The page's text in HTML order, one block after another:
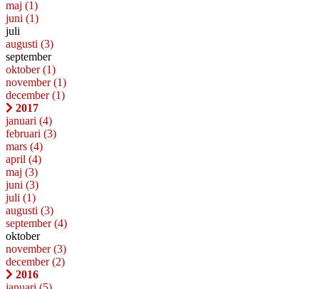
maj (1)
juni (1)
juli
augusti (3)
september
oktober(1)
november(1)
december(1)
2017
januari (4)
februari (3)
mars (4)
april (4)
maj (3)
juni (3)
juli (1)
augusti (3)
september(4)
oktober
november(3)
december(2)
2016